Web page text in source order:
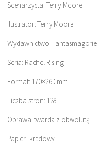
Scenarzysta: Terry Moore
Ilustrator: Terry Moore
Wydawnictwo: Fantasmagorie
Seria: Rachel Rising
Format: 170×260 mm
Liczba stron: 128
Oprawa: twarda z obwolutą
Papier: kredowy